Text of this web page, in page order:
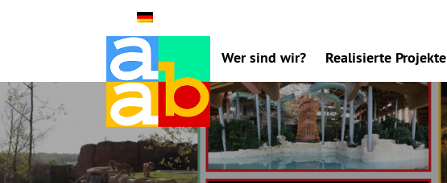
Wer sind wir? Realisierte Projekte